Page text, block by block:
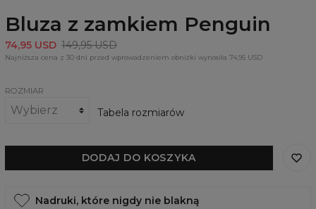
Bluza z zamkiem Penguin
74,95 USD 149,95 USD
Najniższa cena z 30 dni przed wprowadzeniem obniżki wynosiła 74,95 USD
ROZMIAR
Tabela rozmiarów
DODAJ DO KOSZYKA
Nadruki, które nigdy nie blakną